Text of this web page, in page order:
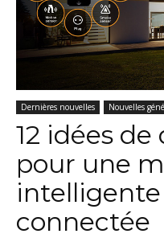
Dernières nouvelles Nouvelles
12 idées
pour une
connectée